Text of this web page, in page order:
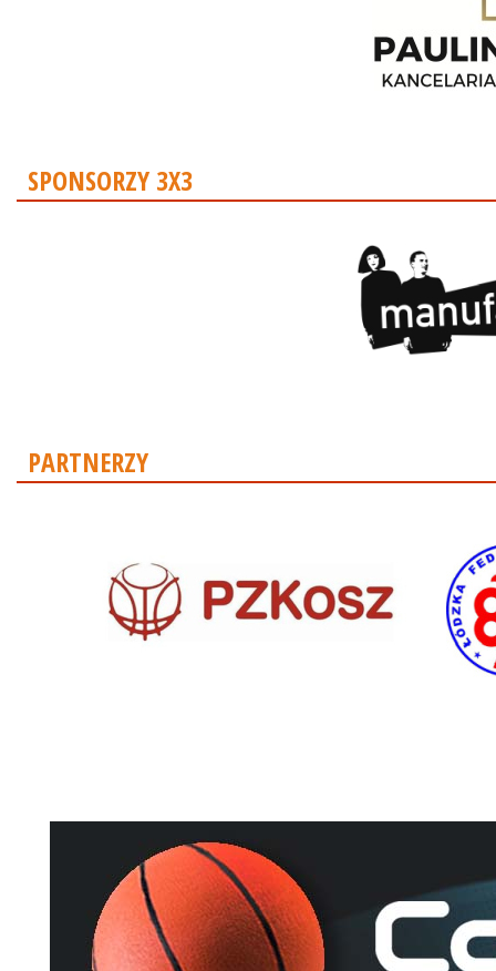
SPONSORZY 3X3
PARTNERZY